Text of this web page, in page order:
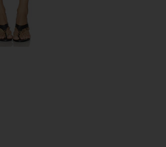
С ЗАВЯЗКАМИ ИЗ ЛЬНА HIDEAWAY